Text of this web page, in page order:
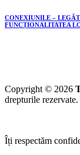
CONEXIUNILE –
FUNCȚIONALITATEA
Copyright © 2026
drepturile
Îți respectăm